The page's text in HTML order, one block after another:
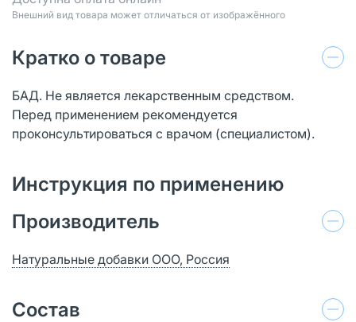
Bнешний вид товара может отличаться от изображённого
Кратко о товаре
БАД. Не является лекарственным средством.
Перед применением рекомендуется
проконсультироваться с врачом (специалистом).
Инструкция по применению
Производитель
Натуральные добавки ООО, Россия
Состав